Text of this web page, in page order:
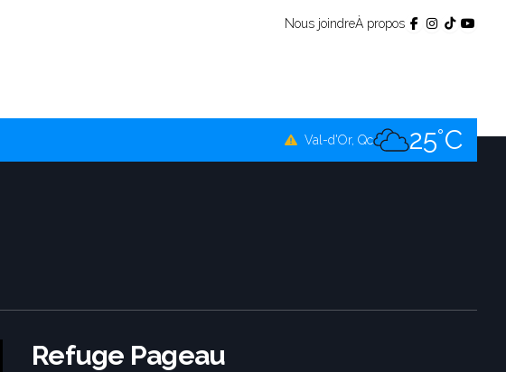
Nous joindreÀ propos
Val-d'Or, Qc 25°C
Refuge Pageau